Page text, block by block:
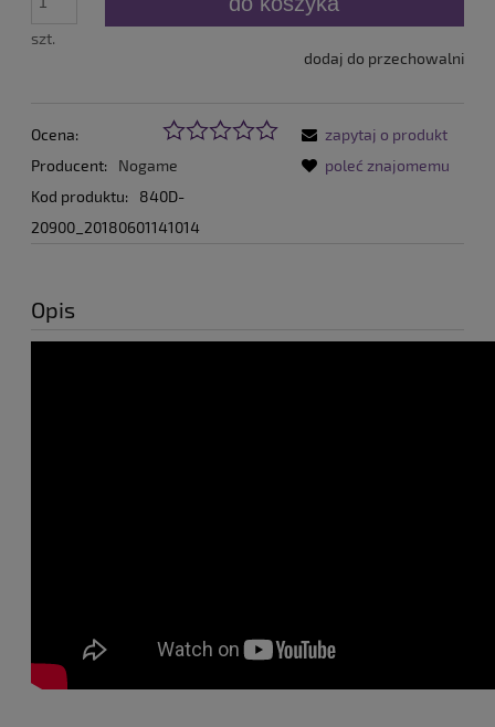
szt.
dodaj do przechowalni
Ocena:
Producent:
Nogame
Kod produktu:
840D-
20900_20180601141014
zapytaj o produkt
poleć znajomemu
Opis